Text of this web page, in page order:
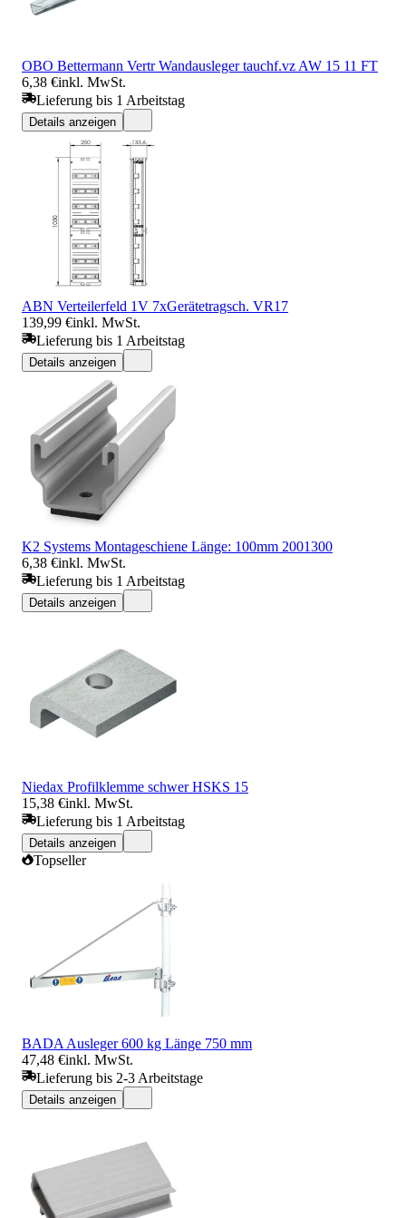
OBO Bettermann Vertr Wandausleger tauchf.vz AW 15 11 FT
6,38 €inkl. MwSt.
Lieferung bis 1 Arbeitstag
Details anzeigen
ABN Verteilerfeld 1V 7xGerätetragsch. VR17
139,99 €inkl. MwSt.
Lieferung bis 1 Arbeitstag
Details anzeigen
K2 Systems Montageschiene Länge: 100mm 2001300
6,38 €inkl. MwSt.
Lieferung bis 1 Arbeitstag
Details anzeigen
Niedax Profilklemme schwer HSKS 15
15,38 €inkl. MwSt.
Lieferung bis 1 Arbeitstag
Details anzeigen
Topseller
BADA Ausleger 600 kg Länge 750 mm
47,48 €inkl. MwSt.
Lieferung bis 2-3 Arbeitstage
Details anzeigen